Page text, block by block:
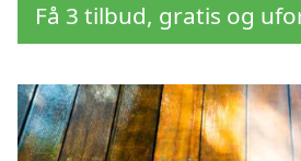
Få 3 tilbud, gratis og